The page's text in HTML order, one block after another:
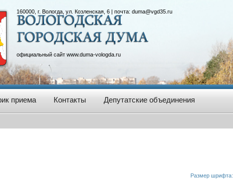
160000, г. Вологда, ул. Козленская, 6 | почта: duma@vgd35.ru
официальный сайт www.duma-vologda.ru
приема Контакты Депутатские объединения
Размер шрифта: